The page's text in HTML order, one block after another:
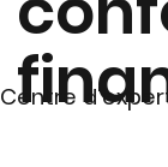
Centre